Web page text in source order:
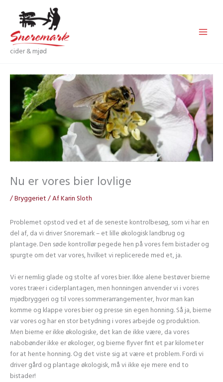
indholdet
cider & mjød
Nu er vores bier lovlige
/Bryggeriet/ AfKarin Sloth
Problemet opstod ved et af de seneste kontrolbesøg, som vi har en
del af, da vi driver Snoremark – et lille økologisk landbrug og
plantage. Den søde kontrollør pegede hen på vores fem bistader og
spurgte om det var vores, hvilket vi replicerede med et, ja.
Vi er nemlig glade og stolte af vores bier. Ikke alene bestøver bierne
vores træer i ciderplantagen, men honningen anvender vi i vores
mjødbryggeri og til vores sommerarrangementer, hvor man kan
komme og klappe vores bier og presse sin egen honning. Så ja, bierne
var vores og har en stor betydning i vores arbejde og produktion.
Men bierne er ikke økologiske, det kan de ikke være, da vores
nabobønder ikke er økologer, og bierne flyver fint et par kilometer
for at hente honning. Og det viste sig at være et problem. Fordi vi
driver gård og plantage økologisk, må vi ikke eje mere end to
bistader!